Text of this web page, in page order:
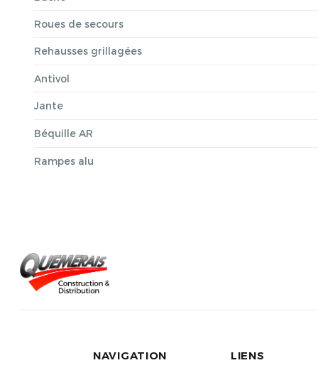
Roues de secours
Rehausses grillagées
Antivol
Jante
Béquille AR
Rampes alu
NAVIGATION LIENS